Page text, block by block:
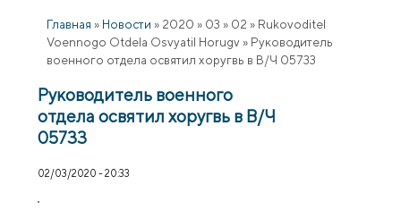
Главная » Новости » 2020 » 03 » 02 » Rukovoditel
Voennogo Otdela Osvyatil Horugv » Руководитель
военного отдела освятил хоругвь в В/Ч 05733
Руководитель военного
отдела освятил хоругвь в В/Ч
05733
02/03/2020 - 20:33